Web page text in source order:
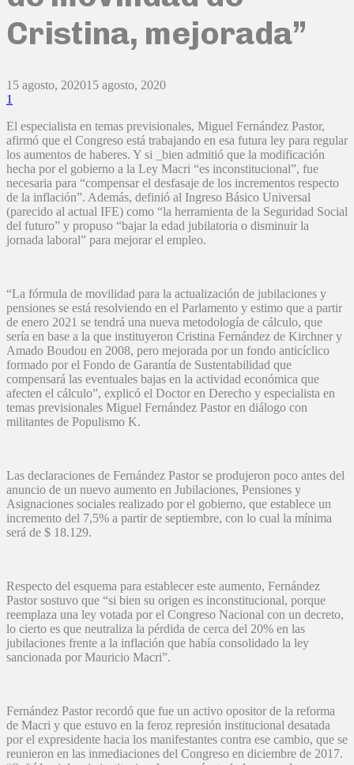
Cristina, mejorada”
15 agosto, 202015 agosto, 2020
1
El especialista en temas previsionales, Miguel Fernández Pastor,
afirmó que el Congreso está trabajando en esa futura ley para regular
los aumentos de haberes. Y si _bien admitió que la modificación
hecha por el gobierno a la Ley Macri “es inconstitucional”, fue
necesaria para “compensar el desfasaje de los incrementos respecto
de la inflación”. Además, definió al Ingreso Básico Universal
(parecido al actual IFE) como “la herramienta de la Seguridad Social
del futuro” y propuso “bajar la edad jubilatoria o disminuir la
jornada laboral” para mejorar el empleo.
“La fórmula de movilidad para la actualización de jubilaciones y
pensiones se está resolviendo en el Parlamento y estimo que a partir
de enero 2021 se tendrá una nueva metodología de cálculo, que
sería en base a la que instituyeron Cristina Fernández de Kirchner y
Amado Boudou en 2008, pero mejorada por un fondo anticíclico
formado por el Fondo de Garantía de Sustentabilidad que
compensará las eventuales bajas en la actividad económica que
afecten el cálculo”, explicó el Doctor en Derecho y especialista en
temas previsionales Miguel Fernández Pastor en diálogo con
militantes de Populismo K.
Las declaraciones de Fernández Pastor se produjeron poco antes del
anuncio de un nuevo aumento en Jubilaciones, Pensiones y
Asignaciones sociales realizado por el gobierno, que establece un
incremento del 7,5% a partir de septiembre, con lo cual la mínima
será de $ 18.129.
Respecto del esquema para establecer este aumento, Fernández
Pastor sostuvo que “si bien su origen es inconstitucional, porque
reemplaza una ley votada por el Congreso Nacional con un decreto,
lo cierto es que neutraliza la pérdida de cerca del 20% en las
jubilaciones frente a la inflación que había consolidado la ley
sancionada por Mauricio Macri”.
Fernández Pastor recordó que fue un activo opositor de la reforma
de Macri y que estuvo en la feroz represión institucional desatada
por el expresidente hacia los manifestantes contra ese cambio, que se
reunieron en las inmediaciones del Congreso en diciembre de 2017.